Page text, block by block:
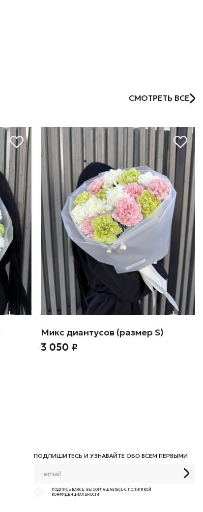
СМОТРЕТЬ ВСЕ
Микс диантусов (размер S)
3 050 ₽
ПОДПИШИТЕСЬ И УЗНАВАЙТЕ ОБО ВСЕМ ПЕРВЫМИ
ПОДПИСЫВАЯСЬ, ВЫ СОГЛАШАЕТЕСЬ С ПОЛИТИКОЙ
КОНФИДЕНЦИАЛЬНОСТИ